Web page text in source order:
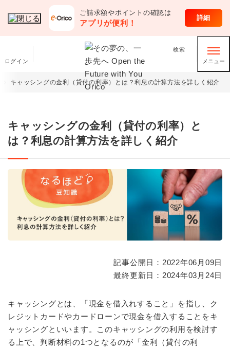
ご請求額やポイントの確認は
アプリが便利！
詳細
ログイン
検索
メニュー
オリコのサービス
キャッシングの金利（貸付の利率）とは？利息の計算方法を詳しく紹介
キャッシングの金利（貸付の利率）と
は？利息の計算方法を詳しく紹介
記事公開日：2022年06月09日
最終更新日：2024年03月24日
キャッシングとは、「現金を借入れすること」を指し、ク
レジットカードやカードローンで現金を借入することをキ
ャッシングといいます。このキャッシングの利用を検討す
る上で、判断材料の1つとなるのが「金利（貸付の利